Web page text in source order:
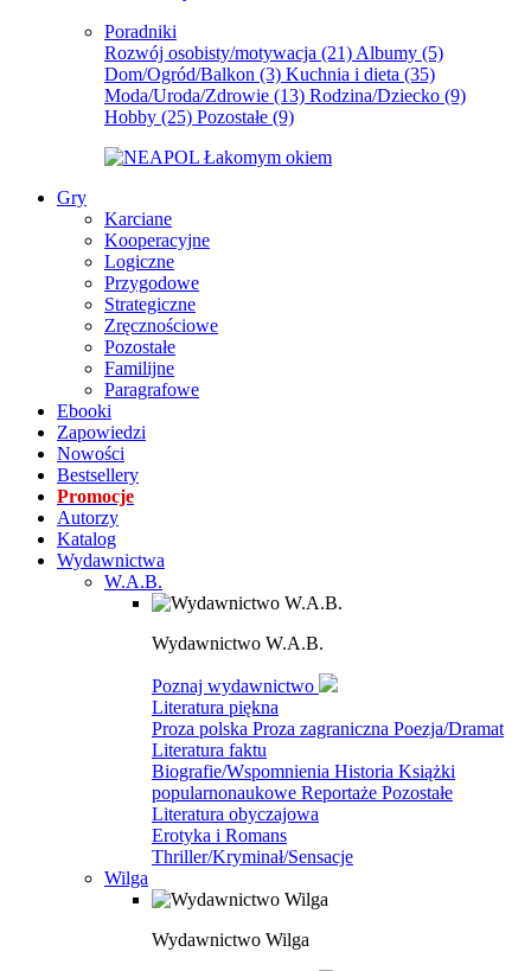
Poradniki
Rozwój osobisty/motywacja (21) Albumy (5)
Dom/Ogród/Balkon (3) Kuchnia i dieta (35)
Moda/Uroda/Zdrowie (13) Rodzina/Dziecko (9)
Hobby (25) Pozostałe (9)
Gry
Karciane
Kooperacyjne
Logiczne
Przygodowe
Strategiczne
Zręcznościowe
Pozostałe
Familijne
Paragrafowe
Ebooki
Zapowiedzi
Nowości
Bestsellery
Promocje
Autorzy
Katalog
Wydawnictwa
W.A.B.
Wydawnictwo W.A.B.
Poznaj wydawnictwo
Literatura piękna
Proza polska Proza zagraniczna Poezja/Dramat
Literatura faktu
Biografie/Wspomnienia Historia Książki
popularnonaukowe Reportaże Pozostałe
Literatura obyczajowa
Erotyka i Romans
Thriller/Kryminał/Sensacje
Wilga
Wydawnictwo Wilga